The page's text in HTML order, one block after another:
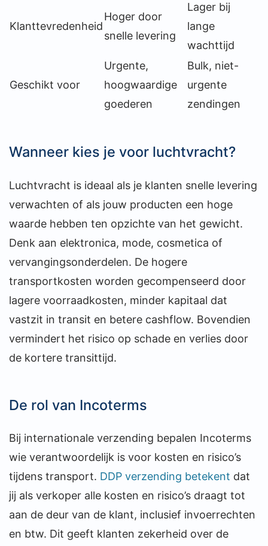
Klanttevredenheid
Hoger door
snelle levering
Lager bij
lange
wachttijd
Geschikt voor
Urgente,
hoogwaardige
goederen
Bulk, niet-
urgente
zendingen
Wanneer kies je voor luchtvracht?
Luchtvracht is ideaal als je klanten snelle levering
verwachten of als jouw producten een hoge
waarde hebben ten opzichte van het gewicht.
Denk aan elektronica, mode, cosmetica of
vervangingsonderdelen. De hogere
transportkosten worden gecompenseerd door
lagere voorraadkosten, minder kapitaal dat
vastzit in transit en betere cashflow. Bovendien
vermindert het risico op schade en verlies door
de kortere transittijd.
De rol van Incoterms
Bij internationale verzending bepalen Incoterms
wie verantwoordelijk is voor kosten en risico’s
tijdens transport. DDP verzending betekent dat
jij als verkoper alle kosten en risico’s draagt tot
aan de deur van de klant, inclusief invoerrechten
en btw. Dit geeft klanten zekerheid over de